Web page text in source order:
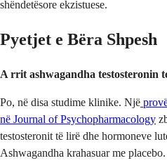
shëndetësore ekzistuese.
Pyetjet e Bëra Shpesh
A rrit ashwagandha testosteronin
Po, në disa studime klinike. Një
në Journal of Psychopharmacology
testosteronit të lirë dhe hormoneve
Ashwagandha krahasuar me